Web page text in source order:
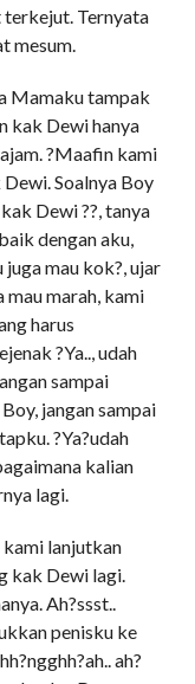
Ternyata
mesum.
Mamaku tampak
kak Dewi hanya
?Maafin kami
Soalnya Boy
Dewi ??, tanya
dengan aku,
mau kok?, ujar
marah, kami
harus
?Ya.., udah
sampai
jangan sampai
?Ya?udah
kalian
lagi.
kami lanjutkan
kak Dewi lagi.
Ah?ssst..
penisku ke
ah?